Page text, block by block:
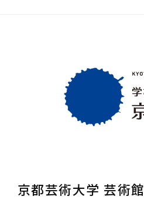
京都芸術大学 芸術館